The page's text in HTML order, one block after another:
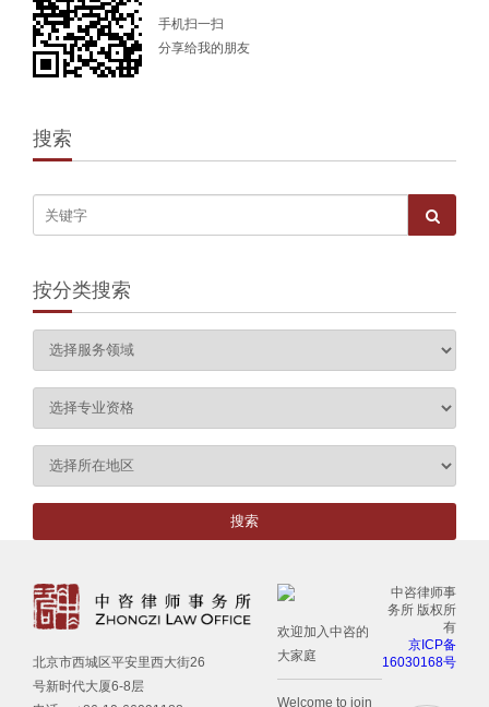
手机扫一扫
分享给我的朋友
搜索
按分类搜索
北京市西城区平安里西大街26
号新时代大厦6-8层
欢迎加入中咨的
大家庭
Welcome to join
中咨律师事
务所 版权所
有
京ICP备
16030168号